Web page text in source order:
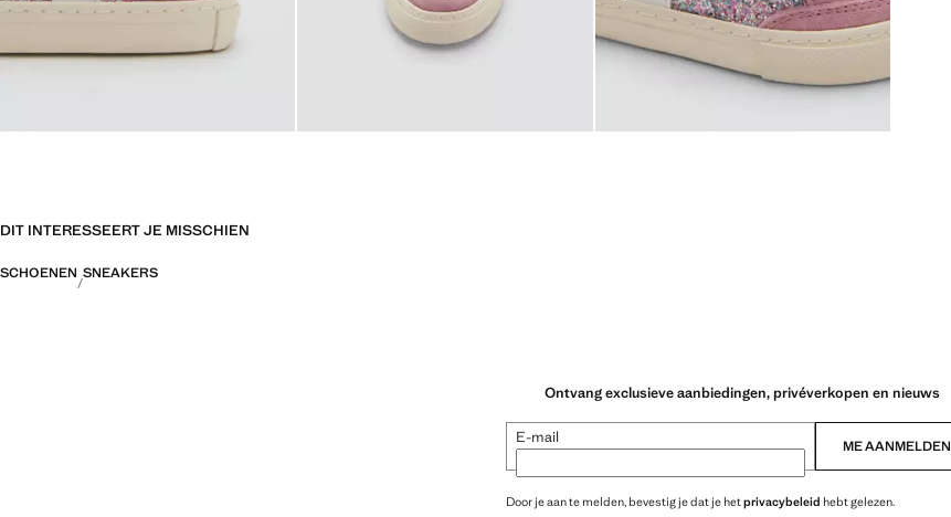
DIT INTERESSEERT JE MISSCHIEN
SCHOENEN SNEAKERS
Ontvang exclusieve aanbiedingen, privéverkopen en nieuws
E-mail ME AANMELDEN
Door je aan te melden, bevestig je dat je hetprivacybeleid hebt gelezen.